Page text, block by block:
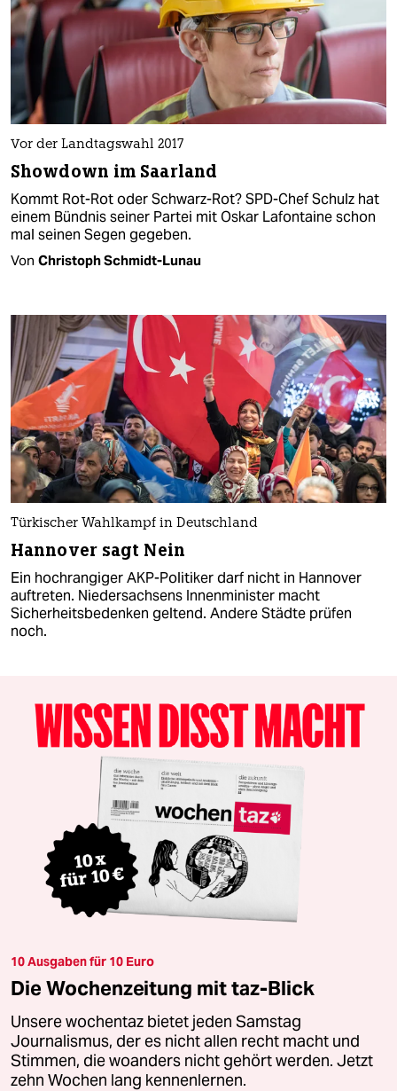
Vor der Landtagswahl 2017
Showdown im Saarland
Kommt Rot-Rot oder Schwarz-Rot? SPD-Chef Schulz hat
einem Bündnis seiner Partei mit Oskar Lafontaine schon
mal seinen Segen gegeben.
Von Christoph Schmidt-Lunau
Türkischer Wahlkampf in Deutschland
Hannover sagt Nein
Ein hochrangiger AKP-Politiker darf nicht in Hannover
auftreten. Niedersachsens Innenminister macht
Sicherheitsbedenken geltend. Andere Städte prüfen
noch.
10 Ausgaben für 10 Euro
Die Wochenzeitung mit taz-Blick
Unsere wochentaz bietet jeden Samstag
Journalismus, der es nicht allen recht macht und
Stimmen, die woanders nicht gehört werden. Jetzt
zehn Wochen lang kennenlernen.